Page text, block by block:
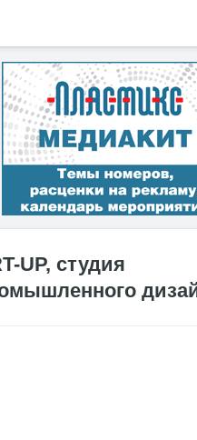
UP, студия